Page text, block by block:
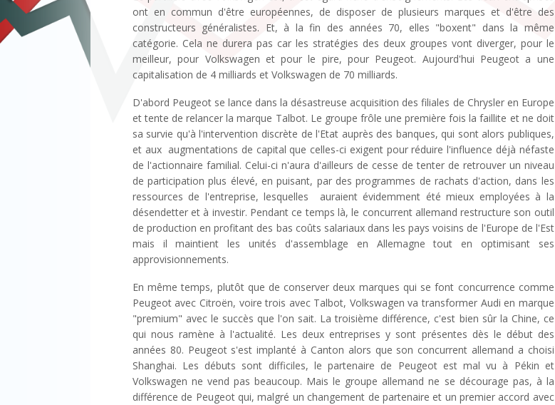
ont en commun d'être européennes, de disposer de plusieurs marques et d'être des
constructeurs généralistes. Et, à la fin des années 70, elles "boxent" dans la même
catégorie. Cela ne durera pas car les stratégies des deux groupes vont diverger, pour le
meilleur, pour Volkswagen et pour le pire, pour Peugeot. Aujourd'hui Peugeot a une
capitalisation de 4 milliards et Volkswagen de 70 milliards.
D'abord Peugeot se lance dans la désastreuse acquisition des filiales de Chrysler en Europe
et tente de relancer la marque Talbot. Le groupe frôle une première fois la faillite et ne doit
sa survie qu'à l'intervention discrète de l'Etat auprès des banques, qui sont alors publiques,
et aux augmentations de capital que celles-ci exigent pour réduire l'influence déjà néfaste
de l'actionnaire familial. Celui-ci n'aura d'ailleurs de cesse de tenter de retrouver un niveau
de participation plus élevé, en puisant, par des programmes de rachats d'action, dans les
ressources de l'entreprise, lesquelles auraient évidemment été mieux employées à la
désendetter et à investir. Pendant ce temps là, le concurrent allemand restructure son outil
de production en profitant des bas coûts salariaux dans les pays voisins de l'Europe de l'Est
mais il maintient les unités d'assemblage en Allemagne tout en optimisant ses
approvisionnements.
En même temps, plutôt que de conserver deux marques qui se font concurrence comme
Peugeot avec Citroën, voire trois avec Talbot, Volkswagen va transformer Audi en marque
"premium" avec le succès que l'on sait. La troisième différence, c'est bien sûr la Chine, ce
qui nous ramène à l'actualité. Les deux entreprises y sont présentes dès le début des
années 80. Peugeot s'est implanté à Canton alors que son concurrent allemand a choisi
Shanghai. Les débuts sont difficiles, le partenaire de Peugeot est mal vu à Pékin et
Volkswagen ne vend pas beaucoup. Mais le groupe allemand ne se décourage pas, à la
différence de Peugeot qui, malgré un changement de partenaire et un premier accord avec